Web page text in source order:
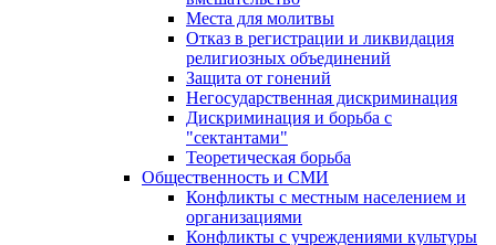
Места для молитвы
Отказ в регистрации и ликвидация
религиозных объединений
Защита от гонений
Негосударственная дискриминация
Дискриминация и борьба с
"сектантами"
Теоретическая борьба
Общественность и СМИ
Конфликты с местным населением и
организациями
Конфликты с учреждениями культуры